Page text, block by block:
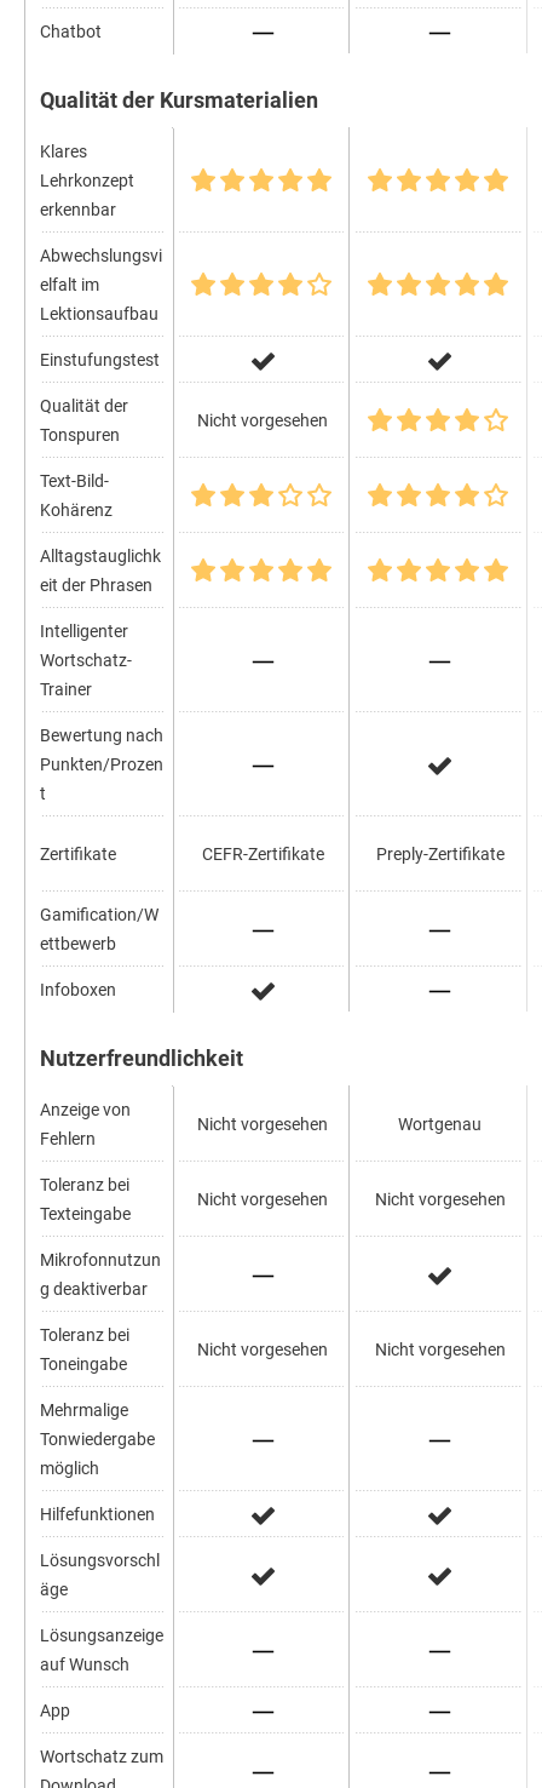
Chatbot
Qualität der Kursmaterialien
Klares
Lehrkonzept
erkennbar
Abwechslungsvi
elfalt im
Lektionsaufbau
Einstufungstest
Qualität der
Tonspuren
Text-Bild-
Kohärenz
Alltagstauglichk
eit der Phrasen
Intelligenter
Wortschatz-
Trainer
Bewertung nach
Punkten/Prozen
t
Zertifikate
Gamification/W
ettbewerb
Infoboxen
Nutzerfreundlichkeit
Anzeige von
Fehlern
Toleranz bei
Texteingabe
Mikrofonnutzun
g deaktiverbar
Toleranz bei
Toneingabe
Mehrmalige
Tonwiedergabe
möglich
Hilfefunktionen
Lösungsvorschl
äge
Lösungsanzeige
auf Wunsch
App
Wortschatz zum
Nicht vorgesehen
CEFR-Zertifikate
Nicht vorgesehen
Nicht vorgesehen
Nicht vorgesehen
Preply-Zertifikate
Wortgenau
Nicht vorgesehen
Nicht vorgesehen